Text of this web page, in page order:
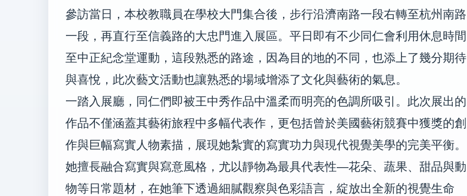
參訪當日，本校教職員在學校大門集合後，步行沿濟南路一段右轉至杭州南路
一段，再直行至信義路的大忠門進入展區。平日即有不少同仁會利用休息時間
至中正紀念堂運動，這段熟悉的路途，因為目的地的不同，也添上了幾分期待
與喜悅，此次藝文活動也讓熟悉的場域增添了文化與藝術的氣息。
一踏入展廳，同仁們即被王中秀作品中溫柔而明亮的色調所吸引。此次展出的
作品不僅涵蓋其藝術旅程中多幅代表作，更包括曾於美國藝術競賽中獲獎的創
作與巨幅寫實人物素描，展現她紮實的寫實功力與現代視覺美學的完美平衡。
她擅長融合寫實與寫意風格，尤以靜物為最具代表性—花朵、蔬果、甜品與動
物等日常題材，在她筆下透過細膩觀察與色彩語言，綻放出全新的視覺生命